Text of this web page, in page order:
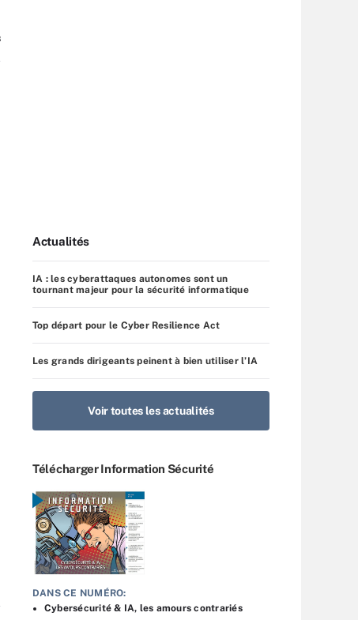
Actualités
IA : les cyberattaques autonomes sont un
tournant majeur pour la sécurité informatique
Top départ pour le Cyber Resilience Act
Les grands dirigeants peinent à bien utiliser l’IA
Voir toutes les actualités
Télécharger Information Sécurité
DANS CE NUMÉRO:
Cybersécurité & IA, les amours contrariés